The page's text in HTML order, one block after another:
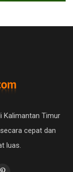
Kalimantan Timur
cepat dan
luas.